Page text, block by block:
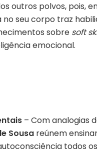
outros polvos, pois,
seu corpo traz
sobre soft
emocional.
– Com analogias
Sousa reúnem
todos